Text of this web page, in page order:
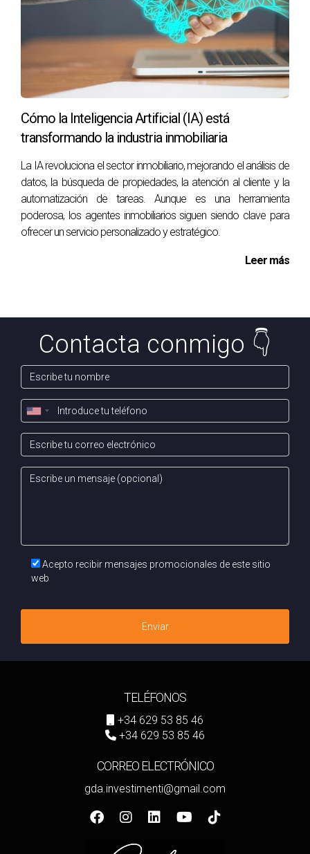
Cómo la Inteligencia Artificial (IA) está
transformando la industria inmobiliaria
La IA revoluciona el sector inmobiliario, mejorando el análisis de
datos, la búsqueda de propiedades, la atención al cliente y la
automatización de tareas. Aunque es una herramienta
poderosa, los agentes inmobiliarios siguen siendo clave para
ofrecer un servicio personalizado y estratégico.
Leer más
Contacta conmigo 👇
Acepto recibir mensajes promocionales de este sitio
web
Enviar
TELÉFONOS
+34 629 53 85 46
+34 629 53 85 46
CORREO ELECTRÓNICO
gda.investimenti@gmail.com